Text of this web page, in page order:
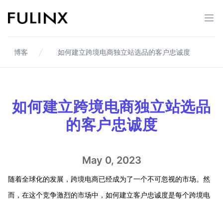
Fulinx-跨境电商独立站自建站平台
打
博客 如何建立跨境电商独立站选品的客户忠诚度
如何建立跨境电商独立站选品
的客户忠诚度
May 0, 2023
随着全球化的发展，跨境电商已经成为了一个不可忽视的市场。然
而，在这个竞争激烈的市场中，如何建立客户忠诚度是每个跨境电